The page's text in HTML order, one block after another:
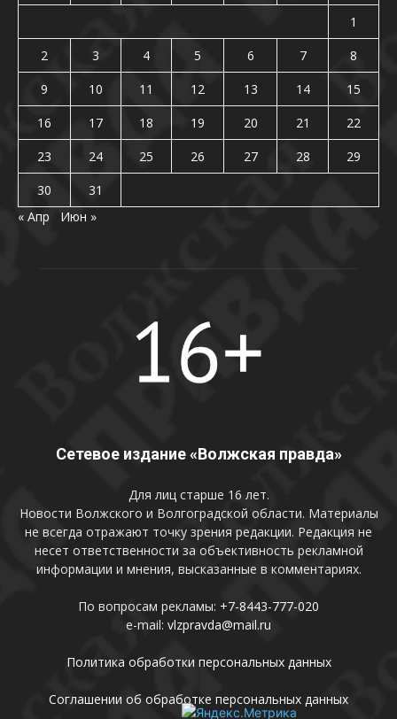
1
2
3 4 5 6 7
8
9
10 11 12 13 14
15
16
17 18 19 20 21
22
23
24 25 26 27 28
29
30
31
« Апр
Июн »
Сетевое издание «Волжская правда»
Для лиц старше 16 лет.
Новости Волжского и Волгоградской области. Материалы
не всегда отражают точку зрения редакции. Редакция не
несет ответственности за объективность рекламной
информации и мнения, высказанные в комментариях.
По вопросам рекламы: +7-8443-777-020
e-mail: vlzpravda@mail.ru
Политика обработки персональных данных
Соглашении об обработке персональных данных